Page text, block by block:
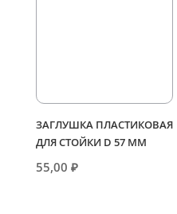
ЗАГЛУШКА ПЛАСТИКОВАЯ
ДЛЯ СТОЙКИ D 57 ММ
55,00 ₽